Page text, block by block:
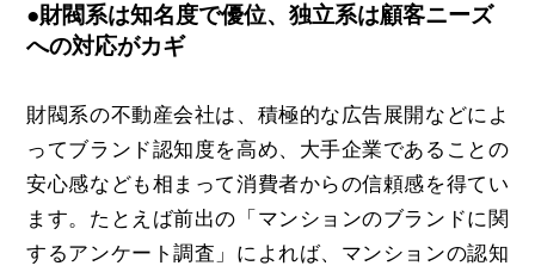
●財閥系は知名度で優位、独立系は顧客ニーズ
への対応がカギ
財閥系の不動産会社は、積極的な広告展開などによ
ってブランド認知度を高め、大手企業であることの
安心感なども相まって消費者からの信頼感を得てい
ます。たとえば前出の「マンションのブランドに関
するアンケート調査」によれば、マンションの認知